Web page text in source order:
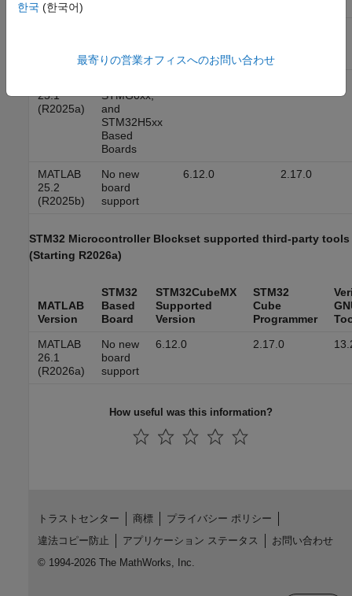
(R2024b)
25.1
(R2025a)
STMG0xx,
and
STM32H5xx
Based
Boards
MATLAB
25.2
(R2025b)
No new
board
support
6.12.0 2.17.0
STM32 Microcontroller Blockset supported third-party tools
(Starting R2026a)
MATLAB
Version
STM32
Based
Board
STM32CubeMX
Supported
Version
STM32
Cube
Programmer
MATLAB
26.1
(R2026a)
No new
board
support
6.12.0 2.17.0
How useful was this information?
한국 (한국어)
最寄りの営業オフィスへのお問い合わせ
トラストセンター 商標
プライバシー ポリシー
違法コピー防止
アプリケーション ステータス
お問い合わせ
© 1994-2026 The MathWorks, Inc.